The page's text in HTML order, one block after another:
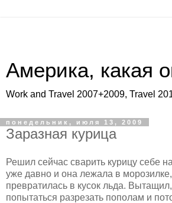
Америка, какая
Work and Travel 2007+2009, Travel
понедельник, июля 13, 2009
Заразная курица
Решил сейчас сварить курицу себе
уже давно и она лежала в
превратилась в кусок льда.
попытаться разрезать пополам и